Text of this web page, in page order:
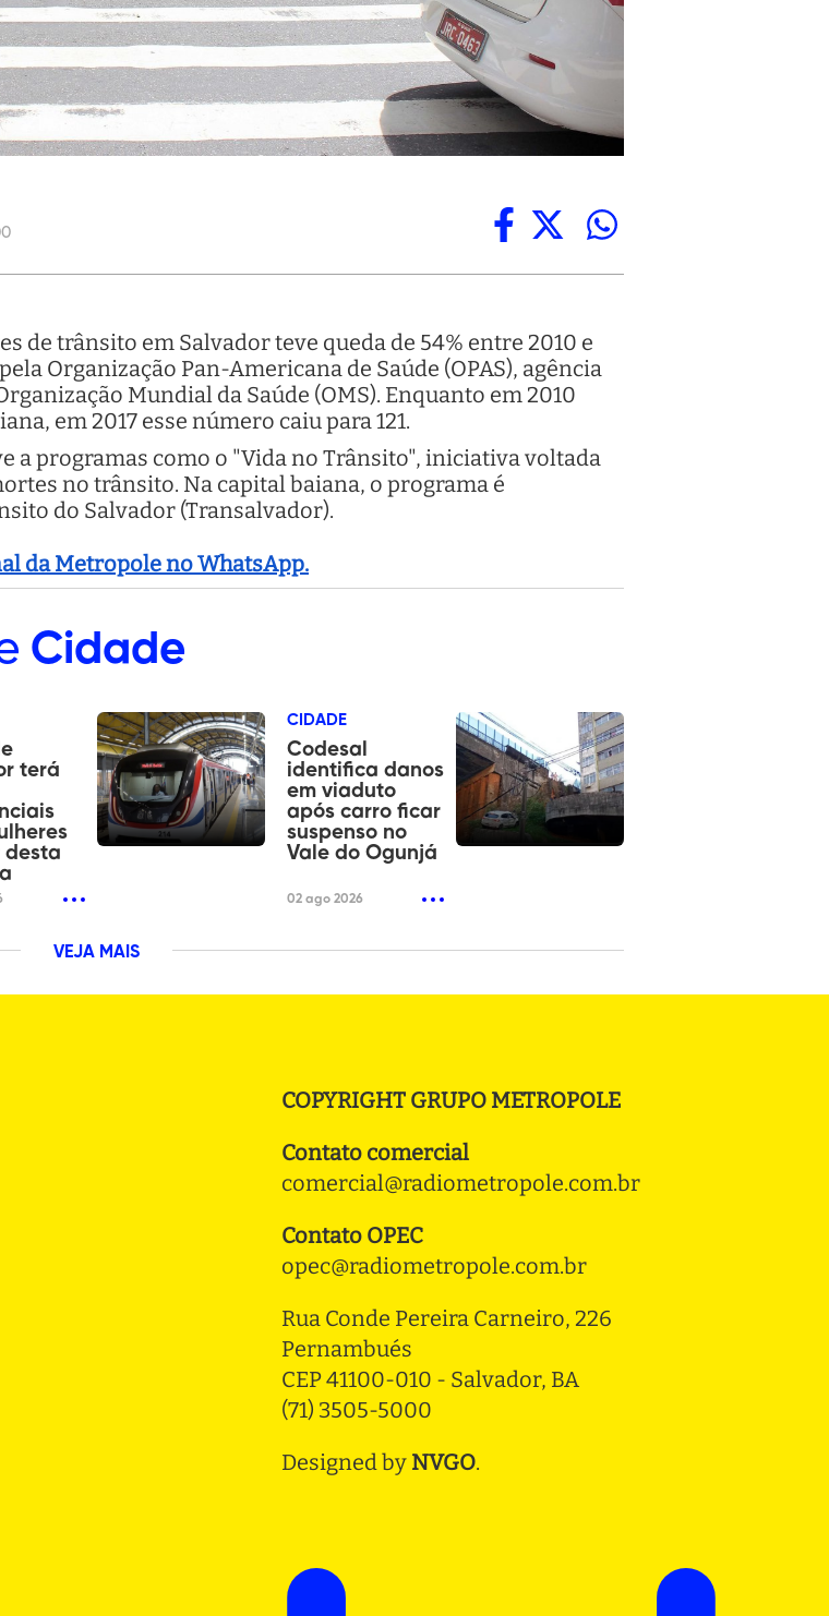
de trânsito em Salvador teve queda de 54% entre 2010 e
Organização Pan-Americana de Saúde (OPAS), agência
Mundial da Saúde (OMS). Enquanto em 2010
em 2017 esse número caiu para 121.
a programas como o "Vida no Trânsito", iniciativa voltada
no trânsito. Na capital baiana, o programa é
do Salvador (Transalvador).
da Metropole no WhatsApp.
Cidade
terá
CIDADE
Codesal
identifica danos
em viaduto
após carro ficar
suspenso no
Vale do Ogunjá
02 ago 2026
VEJA MAIS
COPYRIGHT GRUPO METROPOLE
Contato comercial
comercial@radiometropole.com.br
Contato OPEC
opec@radiometropole.com.br
Rua Conde Pereira Carneiro, 226
Pernambués
CEP 41100-010 - Salvador, BA
(71) 3505-5000
Designed by NVGO.